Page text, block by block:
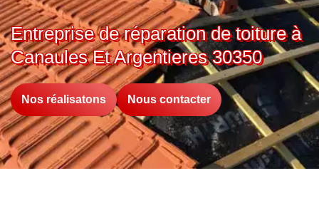
Entreprise de réparation de toiture à
Canaules Et Argentieres 30350
Nos réalisatons Nous contacter